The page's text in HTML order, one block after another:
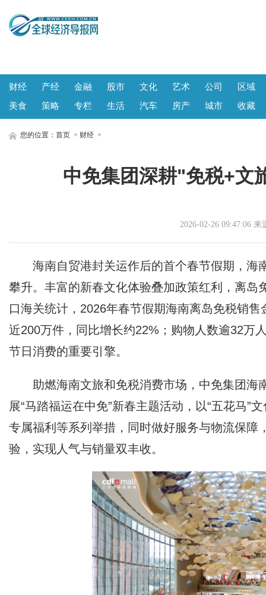
财经 产经 金融 股市 文化 艺术 公司
区域
美食
策略 专栏 生活 汽车 房产 城市 收藏
您的位置： 首页 > 财经 >
中免集团深耕"免税+文
2026-02-26 09:47:06
海南自贸港封关运作后的首个春节假期，海
攀升。丰富的新春文化体验叠加政策红利，离
口海关统计，2026年春节假期海南离岛免税销
近200万件，同比增长约22%；购物人数逾32万
节日消费的重要引擎。
助燃海南文旅和免税消费市场，中免集团
展“马踏福运在中免”新春主题活动，以“五花马”
专属福利等系列举措，同时做好服务与物流保
验，实现人气与销量双丰收。